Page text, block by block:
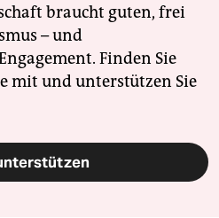
braucht guten, frei
– und
Finden Sie
mit und unterstützen Sie